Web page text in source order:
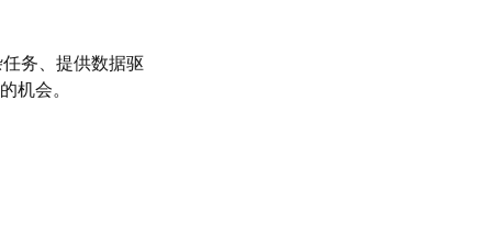
务、提供数据驱
机会。